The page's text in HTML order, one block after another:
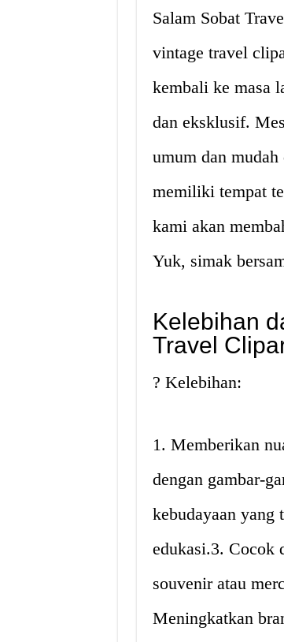
Salam Sobat
vintage travel
kembali ke masa
dan eksklusif.
umum dan
memiliki tempat
kami akan
Yuk, simak
Kelebihan
Travel
? Kelebihan:
1. Memberikan
dengan gambar-
kebudayaan yang
edukasi.3. Cocok
souvenir atau
Meningkatkan